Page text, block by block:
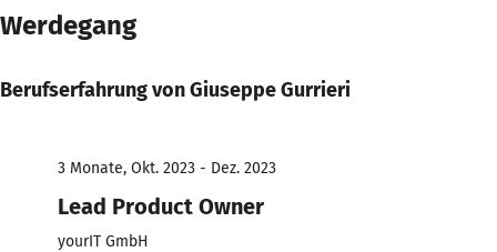
Werdegang
Berufserfahrung von Giuseppe Gurrieri
3 Monate, Okt. 2023 - Dez. 2023
Lead Product Owner
yourIT GmbH